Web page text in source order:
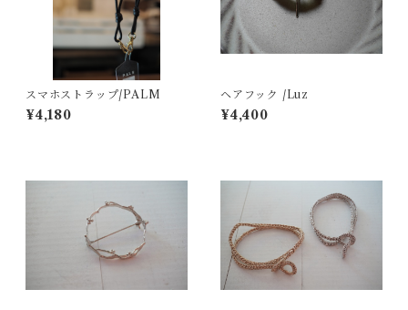
スマホストラップ/PALM
¥4,180
ヘアフック /Luz
¥4,400